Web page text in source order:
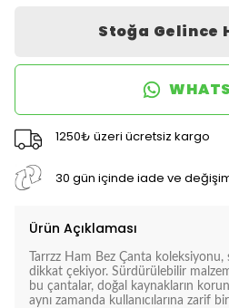
Stoğa Gelince
1250₺ üzeri ücretsiz kargo
30 gün içinde iade ve
Ürün Açıklaması
Tarrzz Ham Bez Çanta koleksiyonu,
dikkat çekiyor. Sürdürülebilir
bu çantalar, doğal kaynakların
aynı zamanda kullanıcılarına zarif